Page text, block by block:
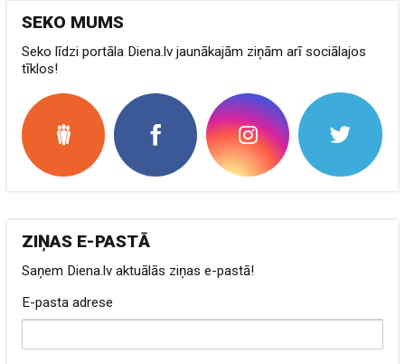
SEKO MUMS
Seko līdzi portāla Diena.lv jaunākajām ziņām arī sociālajos
tīklos!
ZIŅAS E-PASTĀ
Saņem Diena.lv aktuālās ziņas e-pastā!
E-pasta adrese